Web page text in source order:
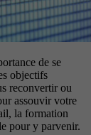
de se
objectifs
reconvertir ou
assouvir votre
la formation
pour y parvenir.